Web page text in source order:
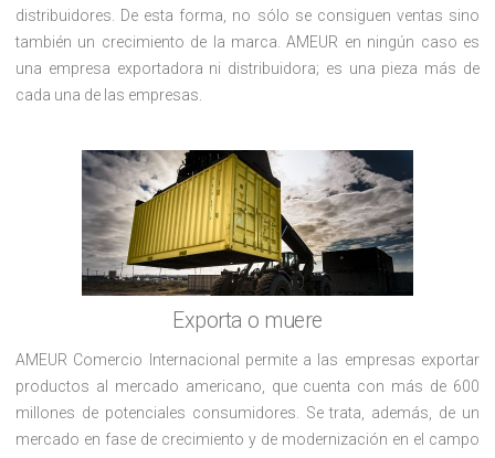
distribuidores. De esta forma, no sólo se consiguen ventas sino
también un crecimiento de la marca. AMEUR en ningún caso es
una empresa exportadora ni distribuidora; es una pieza más de
cada una de las empresas.
Exporta o muere
AMEUR Comercio Internacional permite a las empresas exportar
productos al mercado americano, que cuenta con más de 600
millones de potenciales consumidores. Se trata, además, de un
mercado en fase de crecimiento y de modernización en el campo